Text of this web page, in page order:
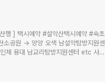
#설악산택시예약 #속초
소공원 → 양양 오색 남설악탐방지원센
제 용대 남교리탐방지원센터 etc 사전